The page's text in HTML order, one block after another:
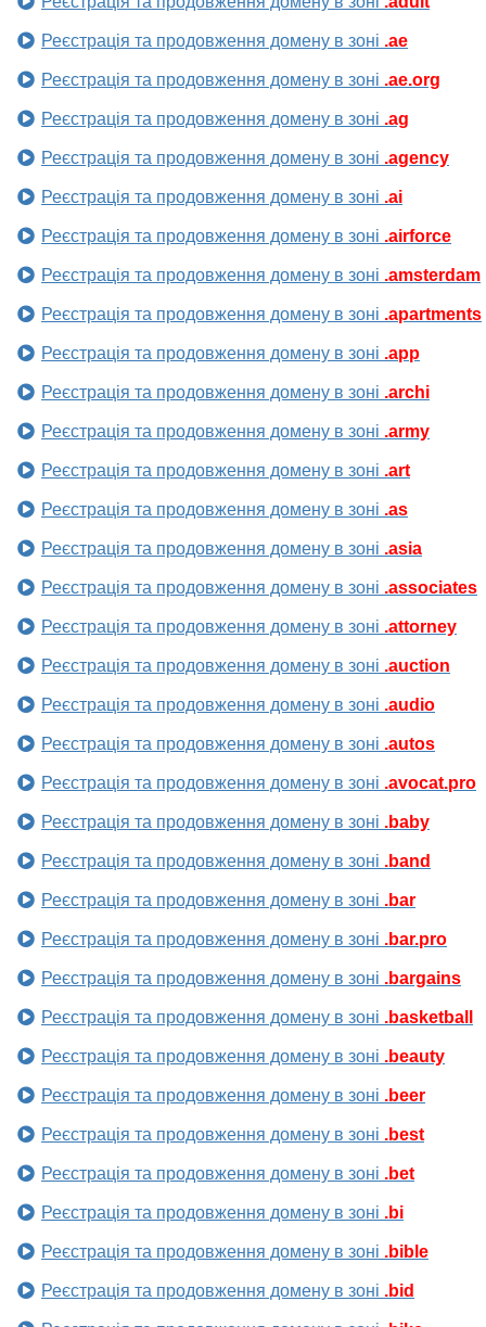
Реєстрація та продовження домену в зоні .ae
Реєстрація та продовження домену в зоні .ae.org
Реєстрація та продовження домену в зоні .ag
Реєстрація та продовження домену в зоні .agency
Реєстрація та продовження домену в зоні .ai
Реєстрація та продовження домену в зоні .airforce
Реєстрація та продовження домену в зоні .amsterdam
Реєстрація та продовження домену в зоні .apartments
Реєстрація та продовження домену в зоні .app
Реєстрація та продовження домену в зоні .archi
Реєстрація та продовження домену в зоні .army
Реєстрація та продовження домену в зоні .art
Реєстрація та продовження домену в зоні .as
Реєстрація та продовження домену в зоні .asia
Реєстрація та продовження домену в зоні .associates
Реєстрація та продовження домену в зоні .attorney
Реєстрація та продовження домену в зоні .auction
Реєстрація та продовження домену в зоні .audio
Реєстрація та продовження домену в зоні .autos
Реєстрація та продовження домену в зоні .avocat.pro
Реєстрація та продовження домену в зоні .baby
Реєстрація та продовження домену в зоні .band
Реєстрація та продовження домену в зоні .bar
Реєстрація та продовження домену в зоні .bar.pro
Реєстрація та продовження домену в зоні .bargains
Реєстрація та продовження домену в зоні .basketball
Реєстрація та продовження домену в зоні .beauty
Реєстрація та продовження домену в зоні .beer
Реєстрація та продовження домену в зоні .best
Реєстрація та продовження домену в зоні .bet
Реєстрація та продовження домену в зоні .bi
Реєстрація та продовження домену в зоні .bible
Реєстрація та продовження домену в зоні .bid